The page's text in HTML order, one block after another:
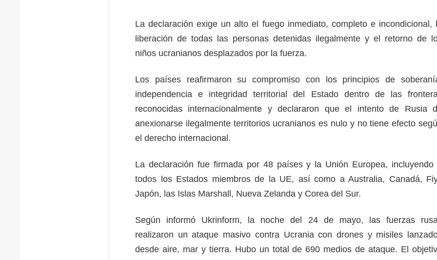
La declaración exige un alto el fuego inmediato, completo e incondicional,
liberación de todas las personas detenidas ilegalmente y el retorno de
niños ucranianos desplazados por la fuerza.
Los países reafirmaron su compromiso con los principios de
independencia e integridad territorial del Estado dentro de las
reconocidas internacionalmente y declararon que el intento de Rusia
anexionarse ilegalmente territorios ucranianos es nulo y no tiene efecto
el derecho internacional.
La declaración fue firmada por 48 países y la Unión Europea, incluyendo
todos los Estados miembros de la UE, así como a Australia, Canadá,
Japón, las Islas Marshall, Nueva Zelanda y Corea del Sur.
Según informó Ukrinform, la noche del 24 de mayo, las fuerzas
realizaron un ataque masivo contra Ucrania con drones y misiles
desde aire, mar y tierra. Hubo un total de 690 medios de ataque. El